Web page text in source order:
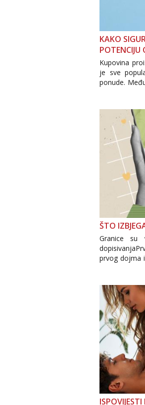
KAKO
POTENCIJU
Kupovina
je sve
ponude.
se
internetske
ŠTO
Granice su
prvog dojma
Važno je
povjerenje.